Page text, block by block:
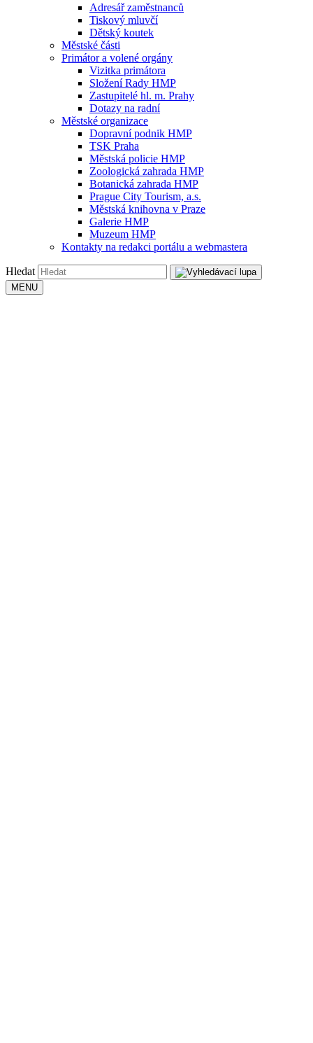
Adresář zaměstnanců
Tiskový mluvčí
Dětský koutek
Městské části
Primátor a volené orgány
Vizitka primátora
Složení Rady HMP
Zastupitelé hl. m. Prahy
Dotazy na radní
Městské organizace
Dopravní podnik HMP
TSK Praha
Městská policie HMP
Zoologická zahrada HMP
Botanická zahrada HMP
Prague City Tourism, a.s.
Městská knihovna v Praze
Galerie HMP
Muzeum HMP
Kontakty na redakci portálu a webmastera
Hledat
MENU